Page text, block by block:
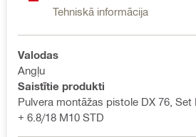
Tehniskā informācija
Valodas
Angļu
Saistītie produkti
Pulvera montāžas pistole DX 76, Set
+ 6.8/18 M10 STD